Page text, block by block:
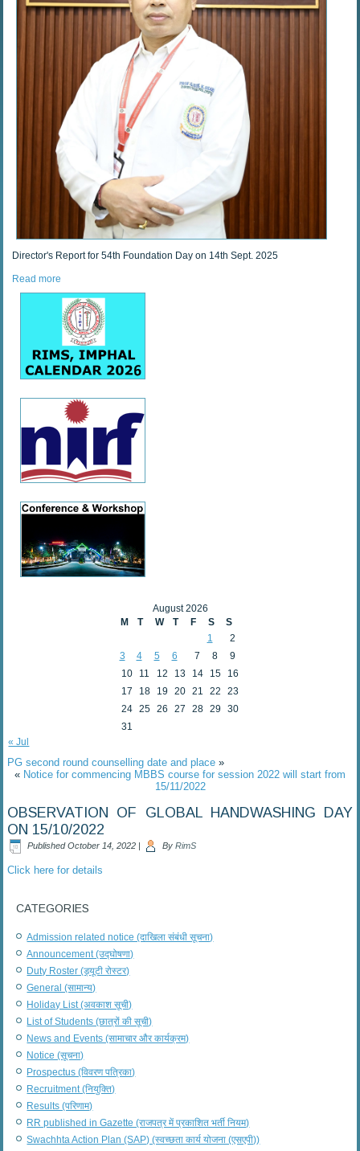
Director's Report for 54th Foundation Day on 14th Sept. 2025
Read more
August 2026
M
T W T F S
S
1
2
3
4 5 6 7 8
9
10
11 12 13 14 15
16
17
18 19 20 21 22
23
24 25 26 27 28 29
30
31
« Jul
PG second round counselling date and place »
« Notice for commencing MBBS course for session 2022 will start from
15/11/2022
OBSERVATION OF GLOBAL HANDWASHING DAY
ON 15/10/2022
Published October 14, 2022 | By RimS
Click here for details
CATEGORIES
Admission related notice (दाखिला संबंधी सूचना)
Announcement (उद्घोषणा)
Duty Roster (ड्यूटी रोस्टर)
General (सामान्य)
Holiday List (अवकाश सूची)
List of Students (छात्रों की सूची)
News and Events (सामाचार और कार्यक्रम)
Notice (सूचना)
Prospectus (विवरण पत्रिका)
Recruitment (नियुक्ति)
Results (परिणाम)
RR published in Gazette (राजपत्र में प्रकाशित भर्ती नियम)
Swachhta Action Plan (SAP) (स्वच्छता कार्य योजना (एसएपी))